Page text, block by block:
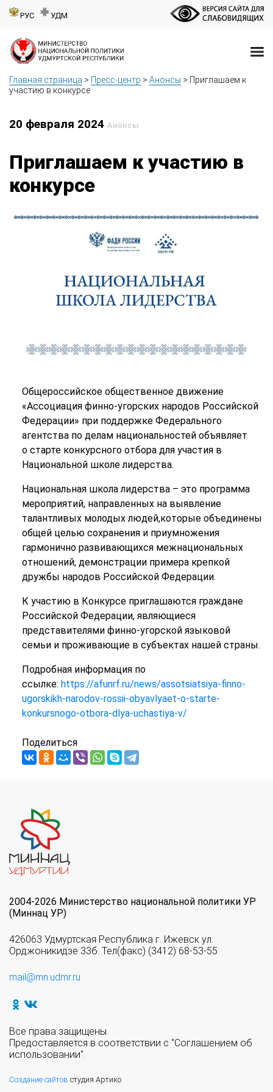
РУС УДМ
Главная страница > Пресс-центр > Анонсы > Приглашаем к
участию в конкурсе
20 февраля 2024 Анонсы
Приглашаем к участию в
конкурсе
Общероссийское общественное движение
«Ассоциация финно-угорских народов Российской
Федерации» при поддержке Федерального
агентства по делам национальностей объявляет
о старте конкурсного отбора для участия в
Национальной школе лидерства.
Национальная школа лидерства – это программа
мероприятий, направленных на выявление
талантливых молодых людей,которые объединены
общей целью сохранения и приумножения
гармонично развивающихся межнациональных
отношений, демонстрации примера крепкой
дружбы народов Российской Федерации.
К участию в Конкурсе приглашаются граждане
Российской Федерации, являющиеся
представителями финно-угорской языковой
семьи и проживающие в субъектах нашей страны.
Подробная информация по
ссылке: https://afunrf.ru/news/assotsiatsiya-finno-
ugorskikh-narodov-rossii-obyavlyaet-o-starte-
konkursnogo-otbora-dlya-uchastiya-v/
Поделиться
2004-2026 Министерство национальной политики УР
(Миннац УР)
426063 Удмуртская Республика г. Ижевск ул.
Орджоникидзе 33б. Тел(факс) (3412) 68-53-55
mail@mn.udmr.ru
Все права защищены.
Предоставляется в соответствии с "Соглашением об
использовании".
Создание сайтов студия Артико